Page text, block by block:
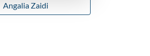
Angalia Zaidi